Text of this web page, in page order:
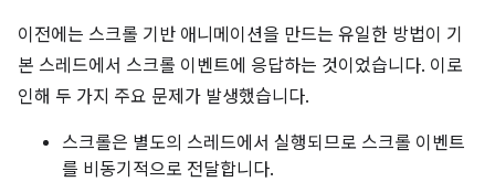
이전에는 스크롤 기반 애니메이션을 만드는 유일한 방법이 기
본 스레드에서 스크롤 이벤트에 응답하는 것이었습니다. 이로
인해 두 가지 주요 문제가 발생했습니다.
스크롤은 별도의 스레드에서 실행되므로 스크롤 이벤트
를 비동기적으로 전달합니다.